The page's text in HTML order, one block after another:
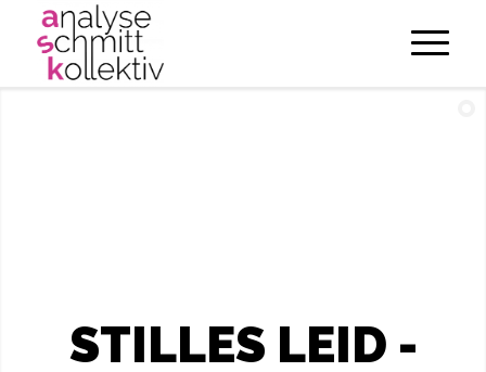
STILLES LEID -